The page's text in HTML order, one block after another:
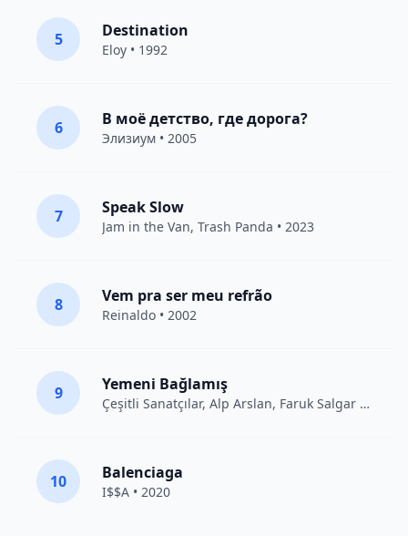
5 Destination
Eloy • 1992
6 В моё детство, где дорога?
Элизиум • 2005
7 Speak Slow
Jam in the Van, Trash Panda • 2023
8 Vem pra ser meu refrão
Reinaldo • 2002
9 Yemeni Bağlamış
Çeşitli Sanatçılar, Alp Arslan, Faruk Salgar • 2012
10 Balenciaga
I$$A • 2020